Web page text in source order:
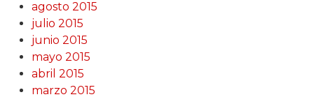
agosto 2015
julio 2015
junio 2015
mayo 2015
abril 2015
marzo 2015